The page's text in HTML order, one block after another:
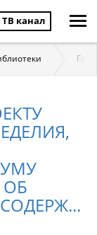
ТВ канал
ОБ